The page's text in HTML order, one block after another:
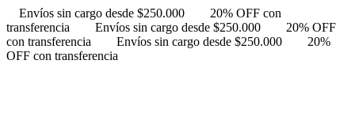
Envíos sin cargo desde $250.000
20% OFF con
transferencia
Envíos sin cargo desde $250.000
20% OFF
con transferencia
Envíos sin cargo desde $250.000
20%
OFF con transferencia